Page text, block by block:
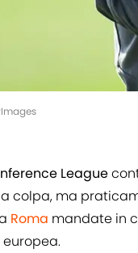
League
colpa, ma
Roma mandate in